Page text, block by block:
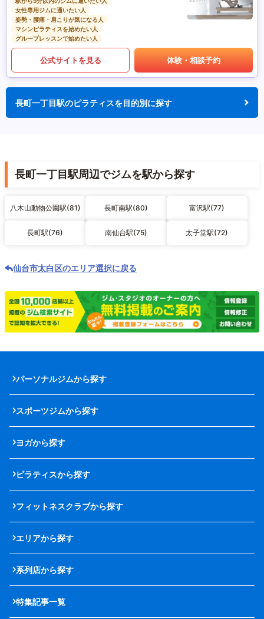
女性専用ジムに通いたい人
姿勢・腰痛・肩こりが気になる人
マシンピラティスを始めたい人
グループレッスンで始めたい人
公式サイトを見る 体験・相談予約
長町一丁目駅のピラティスを目的別に探す
長町一丁目駅周辺でジムを駅から探す
八木山動物公園駅(81) 長町南駅(80) 富沢駅(77)
長町駅(76) 南仙台駅(75) 太子堂駅(72)
仙台市太白区のエリア選択に戻る
パーソナルジムから探す
スポーツジムから探す
ヨガから探す
ピラティスから探す
フィットネスクラブから探す
エリアから探す
系列店から探す
特集記事一覧